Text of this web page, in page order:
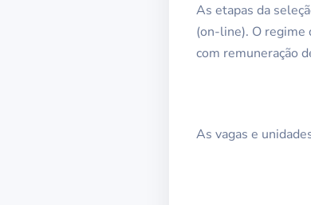
As etapas da
(on-line). O regime
com remuneração
As vagas e